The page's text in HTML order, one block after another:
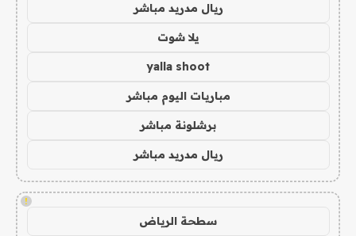
ريال مدريد مباشر
يلا شوت
yalla shoot
مباريات اليوم مباشر
برشلونة مباشر
ريال مدريد مباشر
!
سطحة الرياض